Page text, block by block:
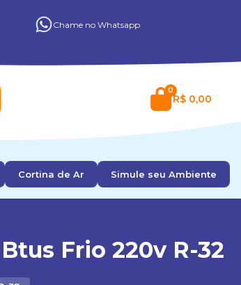
Chame no Whatsapp
0
R$ 0,00
Cortina de Ar Simule seu Ambiente
Frio 220v R-32